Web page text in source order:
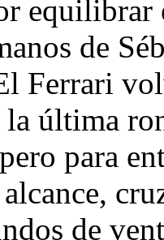
equilibrar
de
Ferrari
última
para
de